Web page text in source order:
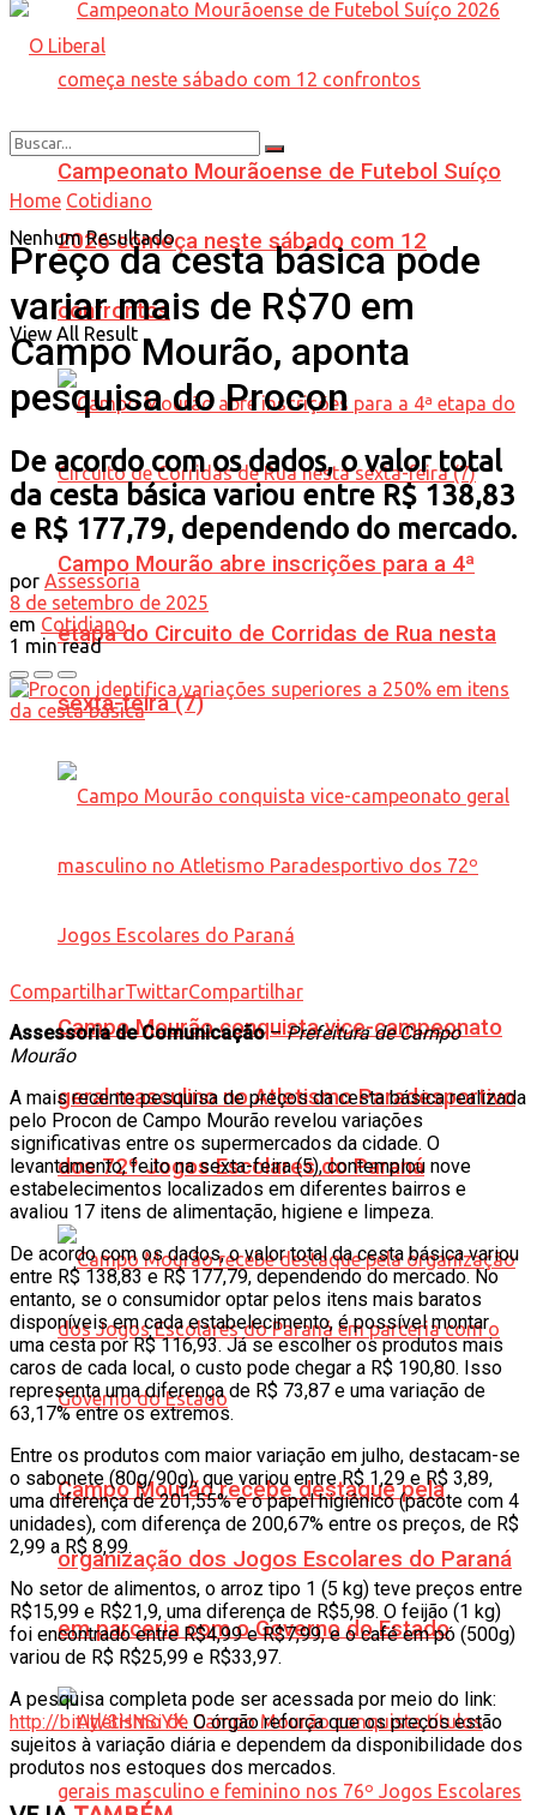
Campeonato Mourãoense de Futebol Suíço
2026 começa neste sábado com 12
confrontos
Campo Mourão abre inscrições para a 4ª
etapa do Circuito de Corridas de Rua nesta
sexta-feira (7)
Campo Mourão conquista vice-campeonato
geral masculino no Atletismo Paradesportivo
dos 72º Jogos Escolares do Paraná
Campo Mourão recebe destaque pela
organização dos Jogos Escolares do Paraná
em parceria com o Governo do Estado
Nenhum Resultado
View All Result
Home Cotidiano
Preço da cesta básica pode
variar mais de R$70 em
Campo Mourão, aponta
pesquisa do Procon
De acordo com os dados, o valor total
da cesta básica variou entre R$ 138,83
e R$ 177,79, dependendo do mercado.
por Assessoria
8 de setembro de 2025
em Cotidiano
1 min read
CompartilharTwittarCompartilhar
Assessoria de Comunicação–Prefeitura de Campo
Mourão
A mais recente pesquisa de preços da cesta básica realizada
pelo Procon de Campo Mourão revelou variações
significativas entre os supermercados da cidade. O
levantamento, feito na sexta-feira (5), contemplou nove
estabelecimentos localizados em diferentes bairros e
avaliou 17 itens de alimentação, higiene e limpeza.
De acordo com os dados, o valor total da cesta básica variou
entre R$ 138,83 e R$ 177,79, dependendo do mercado. No
entanto, se o consumidor optar pelos itens mais baratos
disponíveis em cada estabelecimento, é possível montar
uma cesta por R$ 116,93. Já se escolher os produtos mais
caros de cada local, o custo pode chegar a R$ 190,80. Isso
representa uma diferença de R$ 73,87 e uma variação de
63,17% entre os extremos.
Entre os produtos com maior variação em julho, destacam-se
o sabonete (80g/90g), que variou entre R$ 1,29 e R$ 3,89,
uma diferença de 201,55% e o papel higiênico (pacote com 4
unidades), com diferença de 200,67% entre os preços, de R$
2,99 a R$ 8,99.
No setor de alimentos, o arroz tipo 1 (5 kg) teve preços entre
R$15,99 e R$21,9, uma diferença de R$5,98. O feijão (1 kg)
foi encontrado entre R$4,99 e R$7,99, e o café em pó (500g)
variou de R$ R$25,99 e R$33,97.
A pesquisa completa pode ser acessada por meio do link:
http://bit.ly/3HNSiYX. O órgão reforça que os preços estão
sujeitos à variação diária e dependem da disponibilidade dos
produtos nos estoques dos mercados.